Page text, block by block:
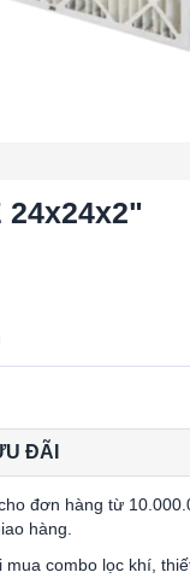
24x24x2"
ĐÃI
đơn hàng từ
hàng.
mua combo lọc khí,